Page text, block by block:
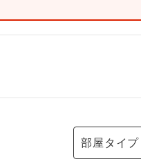
部屋タイプ